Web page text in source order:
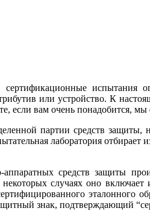
испытания
или устройство. К
если вам очень понадобится,
партии средств
лаборатория отбирает
средств защиты
случаях оно
эталонного
знак, подтверждающий